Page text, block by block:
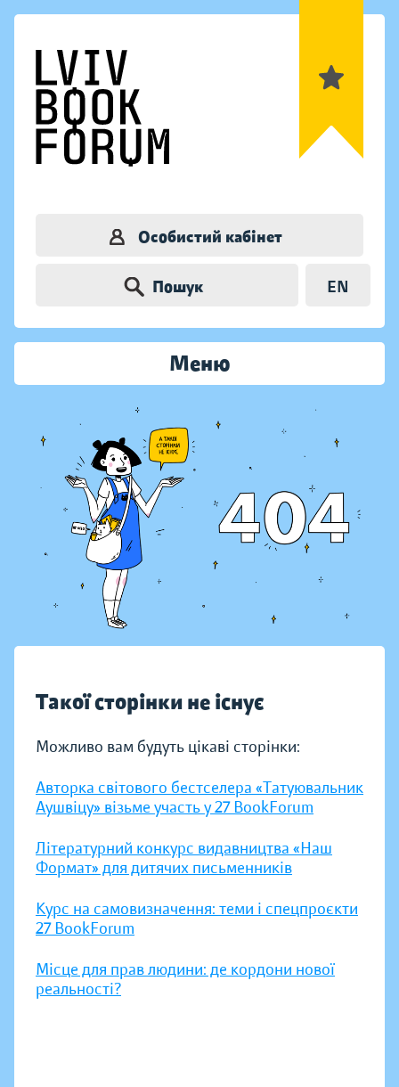
Особистий кабінет
Пошук EN
Меню
Такої сторінки не існує
Можливо вам будуть цікаві сторінки:
Авторка світового бестселера «Татуювальник
Аушвіцу» візьме участь у 27 BookForum
Літературний конкурс видавництва «Наш
Формат» для дитячих письменників
Курс на самовизначення: теми і спецпроєкти
27 BookForum
Місце для прав людини: де кордони нової
реальності?